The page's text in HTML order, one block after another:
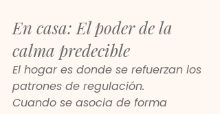
En casa: El poder de la
calma predecible
El hogar es donde se refuerzan los
patrones de regulación.
Cuando se asocia de forma